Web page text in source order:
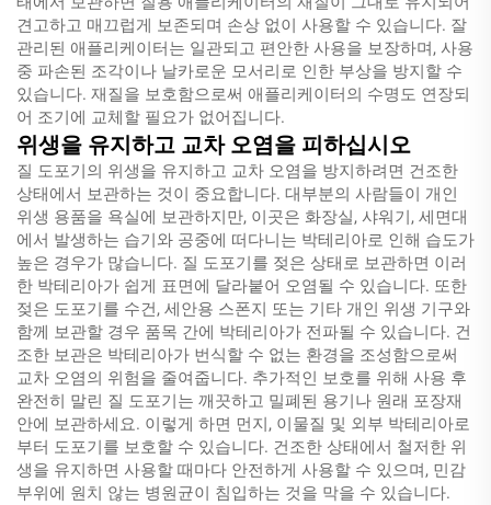
견고하고 매끄럽게 보존되며 손상 없이 사용할 수 있습니다. 잘
관리된 애플리케이터는 일관되고 편안한 사용을 보장하며, 사용
중 파손된 조각이나 날카로운 모서리로 인한 부상을 방지할 수
있습니다. 재질을 보호함으로써 애플리케이터의 수명도 연장되
어 조기에 교체할 필요가 없어집니다.
위생을 유지하고 교차 오염을 피하십시오
질 도포기의 위생을 유지하고 교차 오염을 방지하려면 건조한
상태에서 보관하는 것이 중요합니다. 대부분의 사람들이 개인
위생 용품을 욕실에 보관하지만, 이곳은 화장실, 샤워기, 세면대
에서 발생하는 습기와 공중에 떠다니는 박테리아로 인해 습도가
높은 경우가 많습니다. 질 도포기를 젖은 상태로 보관하면 이러
한 박테리아가 쉽게 표면에 달라붙어 오염될 수 있습니다. 또한
젖은 도포기를 수건, 세안용 스폰지 또는 기타 개인 위생 기구와
함께 보관할 경우 품목 간에 박테리아가 전파될 수 있습니다. 건
조한 보관은 박테리아가 번식할 수 없는 환경을 조성함으로써
교차 오염의 위험을 줄여줍니다. 추가적인 보호를 위해 사용 후
완전히 말린 질 도포기는 깨끗하고 밀폐된 용기나 원래 포장재
안에 보관하세요. 이렇게 하면 먼지, 이물질 및 외부 박테리아로
부터 도포기를 보호할 수 있습니다. 건조한 상태에서 철저한 위
생을 유지하면 사용할 때마다 안전하게 사용할 수 있으며, 민감
부위에 원치 않는 병원균이 침입하는 것을 막을 수 있습니다.